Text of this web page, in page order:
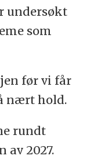
undersøkt
som
før vi får
nært hold.
rundt
av 2027.